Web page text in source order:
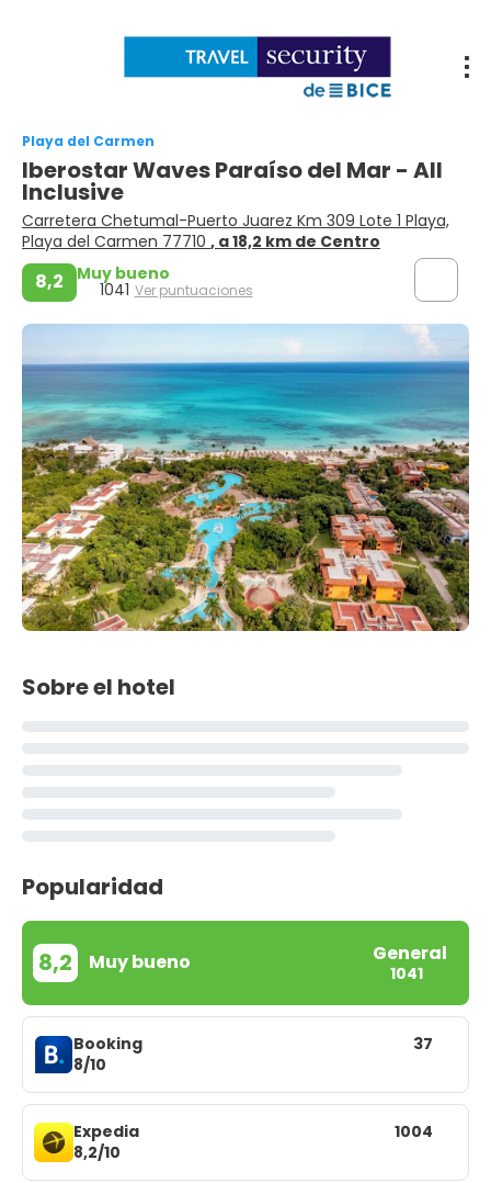
Playa del Carmen
Iberostar Waves Paraíso del Mar - All
Inclusive
Carretera Chetumal-Puerto Juarez Km 309 Lote 1 Playa,
Playa del Carmen 77710 , a 18,2 km de Centro
8,2 Muy bueno
1041 Ver puntuaciones
Sobre el hotel
Popularidad
8,2 Muy bueno General
1041
Booking
8/10
37
Expedia
8,2/10
1004